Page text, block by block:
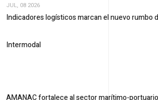
JUL, 08 2026
Indicadores logísticos marcan el nuevo rumbo
Intermodal
AMANAC fortalece al sector marítimo-